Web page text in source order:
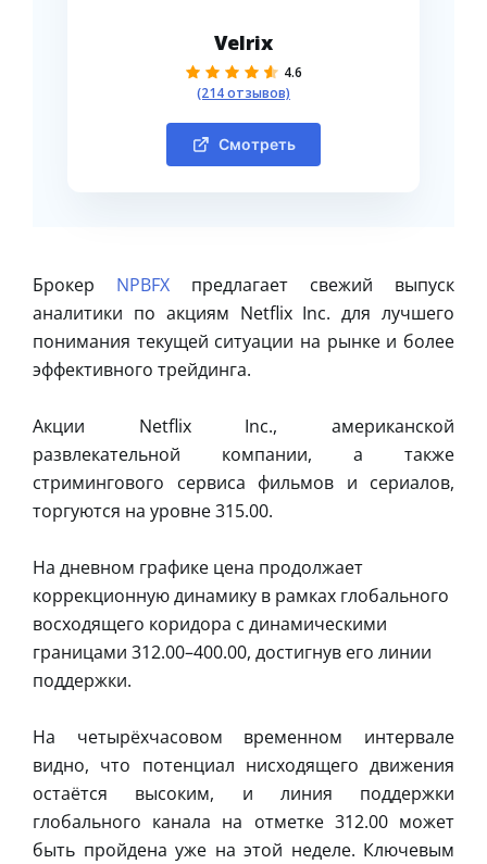
Velrix
4.6
(214 отзывов)
Смотреть
Брокер NPBFX предлагает свежий выпуск
аналитики по акциям Netflix Inc. для лучшего
понимания текущей ситуации на рынке и более
эффективного трейдинга.
Акции Netflix Inc., американской
развлекательной компании, а также
стримингового сервиса фильмов и сериалов,
торгуются на уровне 315.00.
На дневном графике цена продолжает
коррекционную динамику в рамках глобального
восходящего коридора с динамическими
границами 312.00–400.00, достигнув его линии
поддержки.
На четырёхчасовом временном интервале
видно, что потенциал нисходящего движения
остаётся высоким, и линия поддержки
глобального канала на отметке 312.00 может
быть пройдена уже на этой неделе. Ключевым